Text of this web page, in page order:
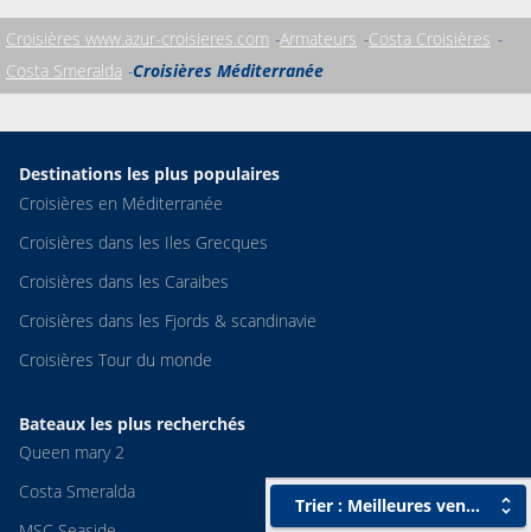
Trier : Meilleures ventes
Croisières www.azur-croisieres.com Armateurs Costa Croisières
Costa Smeralda Croisières Méditerranée
Destinations les plus populaires
Croisières en Méditerranée
Croisières dans les Iles Grecques
Croisières dans les Caraibes
Croisières dans les Fjords & scandinavie
Croisières Tour du monde
Bateaux les plus recherchés
Queen mary 2
Costa Smeralda